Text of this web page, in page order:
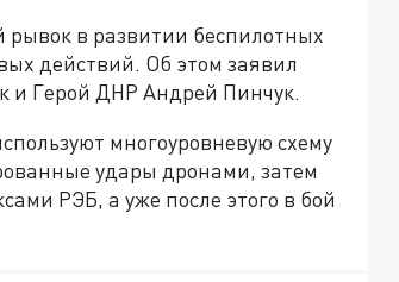
рывок в развитии беспилотных
действий. Об этом заявил
и Герой ДНР Андрей Пинчук.
многоуровневую схему
удары дронами, затем
РЭБ, а уже после этого в бой